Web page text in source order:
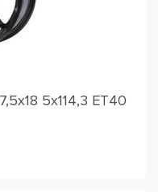
5x114,3 ET40